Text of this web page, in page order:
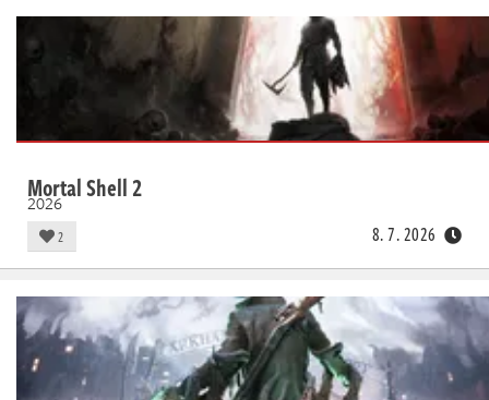
Mortal Shell 2
2026
2 8. 7. 2026